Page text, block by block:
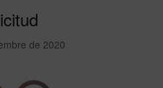
de 2020